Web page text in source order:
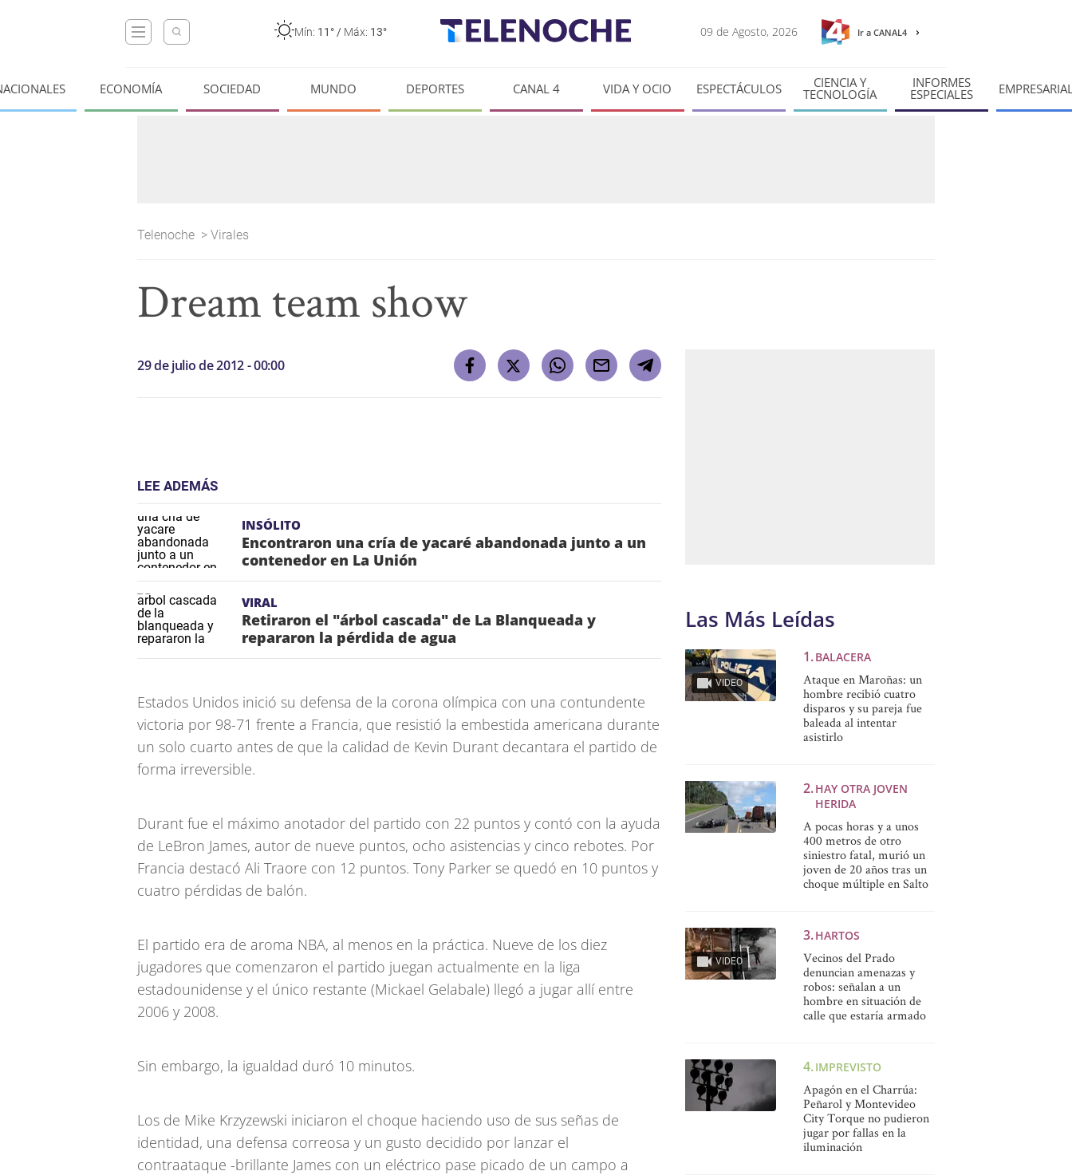
Mín: 11° / Máx: 13° 09 de Agosto, 2026 Ir a CANAL4
ECONOMÍA SOCIEDAD MUNDO DEPORTES CANAL 4 VIDA Y OCIO ESPECTÁCULOS CIENCIA Y
TECNOLOGÍA
INFORMES
ESPECIALES
Telenoche > Virales
Dream team show
29 de julio de 2012 - 00:00
LEE ADEMÁS
INSÓLITO
Encontraron una cría de yacaré abandonada junto a un
contenedor en La Unión
VIRAL
Retiraron el "árbol cascada" de La Blanqueada y
repararon la pérdida de agua
Estados Unidos inició su defensa de la corona olímpica con una contundente
victoria por 98-71 frente a Francia, que resistió la embestida americana durante
un solo cuarto antes de que la calidad de Kevin Durant decantara el partido de
forma irreversible.
Durant fue el máximo anotador del partido con 22 puntos y contó con la ayuda
de LeBron James, autor de nueve puntos, ocho asistencias y cinco rebotes. Por
Francia destacó Ali Traore con 12 puntos. Tony Parker se quedó en 10 puntos y
cuatro pérdidas de balón.
El partido era de aroma NBA, al menos en la práctica. Nueve de los diez
jugadores que comenzaron el partido juegan actualmente en la liga
estadounidense y el único restante (Mickael Gelabale) llegó a jugar allí entre
2006 y 2008.
Sin embargo, la igualdad duró 10 minutos.
Los de Mike Krzyzewski iniciaron el choque haciendo uso de sus señas de
identidad, una defensa correosa y un gusto decidido por lanzar el
contraataque -brillante James con un eléctrico pase picado de un campo a
Las Más Leídas
VIDEO
BALACERA
Ataque en Maroñas: un
hombre recibió cuatro
disparos y su pareja fue
baleada al intentar
asistirlo
HAY OTRA JOVEN
HERIDA
A pocas horas y a unos
400 metros de otro
siniestro fatal, murió un
joven de 20 años tras un
choque múltiple en Salto
VIDEO
HARTOS
Vecinos del Prado
denuncian amenazas y
robos: señalan a un
hombre en situación de
calle que estaría armado
IMPREVISTO
Apagón en el Charrúa:
Peñarol y Montevideo
City Torque no pudieron
jugar por fallas en la
iluminación